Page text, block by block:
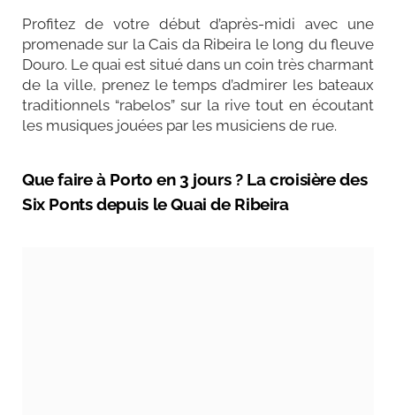
Profitez de votre début d’après-midi avec une
promenade sur la Cais da Ribeira le long du fleuve
Douro. Le quai est situé dans un coin très charmant
de la ville, prenez le temps d’admirer les bateaux
traditionnels “rabelos” sur la rive tout en écoutant
les musiques jouées par les musiciens de rue.
Que faire à Porto en 3 jours? La croisière des
Six Ponts depuis le Quai de Ribeira